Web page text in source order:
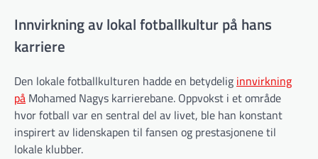
Innvirkning av lokal fotballkultur på hans
karriere
Den lokale fotballkulturen hadde en betydelig innvirkning
på Mohamed Nagys karrierebane. Oppvokst i et område
hvor fotball var en sentral del av livet, ble han konstant
inspirert av lidenskapen til fansen og prestasjonene til
lokale klubber.